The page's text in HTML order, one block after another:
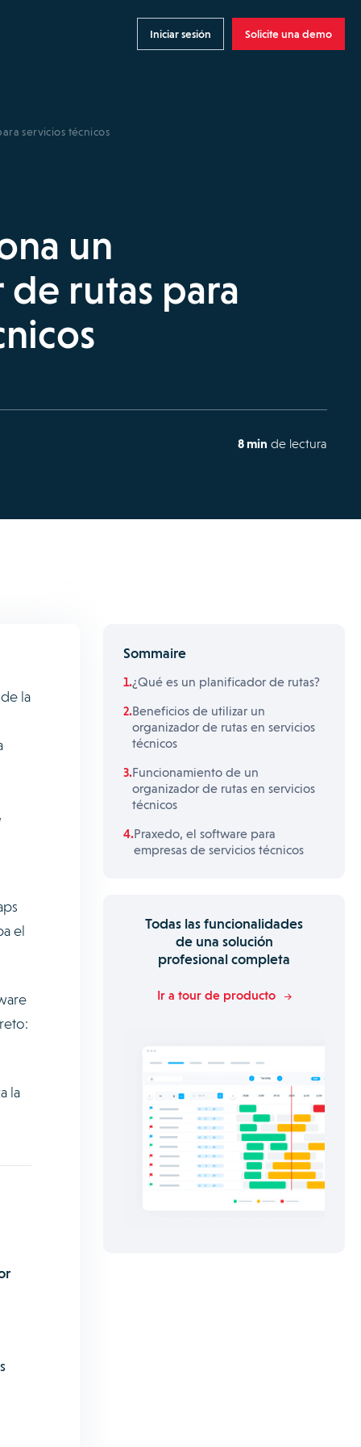
Iniciar sesión Solicite una demo
servicios técnicos
un
rutas para
8 min de lectura
la
el
la
Sommaire
¿Qué es un planificador de rutas?
Beneficios de utilizar un
organizador de rutas en servicios
técnicos
Funcionamiento de un
organizador de rutas en servicios
técnicos
Praxedo, el software para
empresas de servicios técnicos
Todas las funcionalidades
de una solución
profesional completa
Ir a tour de producto